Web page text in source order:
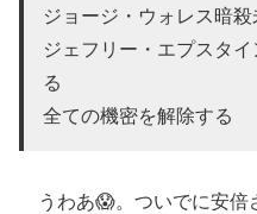
ジョージ・ウォレス暗殺
ジェフリー・エプスタ
る
全ての機密を解除する
うわあ😱。ついでに安倍